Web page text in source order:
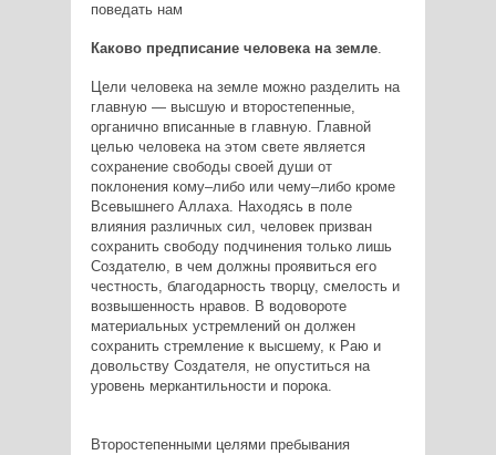
поведать нам
Каково предписание человека на земле.
Цели человека на земле можно разделить на
главную — высшую и второстепенные,
органично вписанные в главную. Главной
целью человека на этом свете является
сохранение свободы своей души от
поклонения кому–либо или чему–либо кроме
Всевышнего Аллаха. Находясь в поле
влияния различных сил, человек призван
сохранить свободу подчинения только лишь
Создателю, в чем должны проявиться его
честность, благодарность творцу, смелость и
возвышенность нравов. В водовороте
материальных устремлений он должен
сохранить стремление к высшему, к Раю и
довольству Создателя, не опуститься на
уровень меркантильности и порока.
Второстепенными целями пребывания